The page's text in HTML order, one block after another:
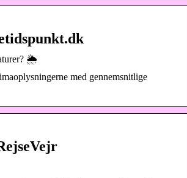
🌦️
med gennemsnitlige